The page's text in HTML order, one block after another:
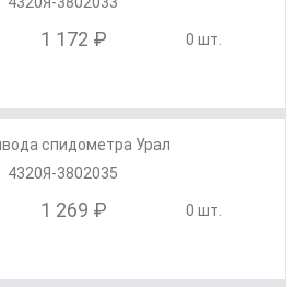
1 172 ₽ 0 шт.
спидометра Урал
4320Я-3802035
1 269 ₽ 0 шт.